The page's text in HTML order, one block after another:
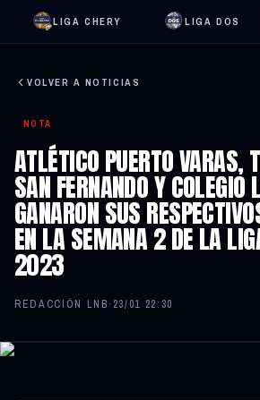
LIGA CHERY LIGA DOS
VOLVER A NOTICIAS
NOTA
ATLÉTICO PUERTO VARAS,
SAN FERNANDO Y COLEGIO
GANARON SUS
EN LA SEMANA 2 DE LA
2023
REDACCIÓN LNB· 23/01 22:30